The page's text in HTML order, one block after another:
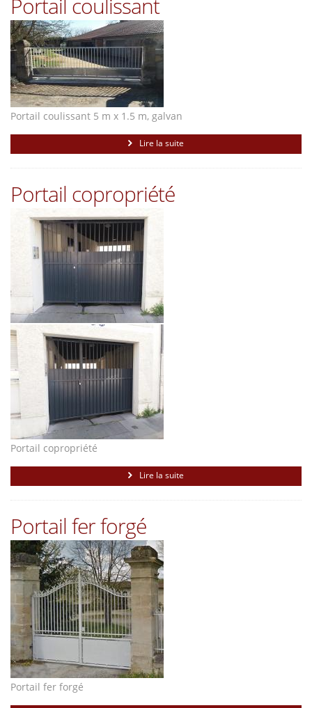
Portail coulissant
Portail coulissant 5 m x 1.5 m, galvan
Lire la suite
Portail copropriété
Portail copropriété
Lire la suite
Portail fer forgé
Portail fer forgé